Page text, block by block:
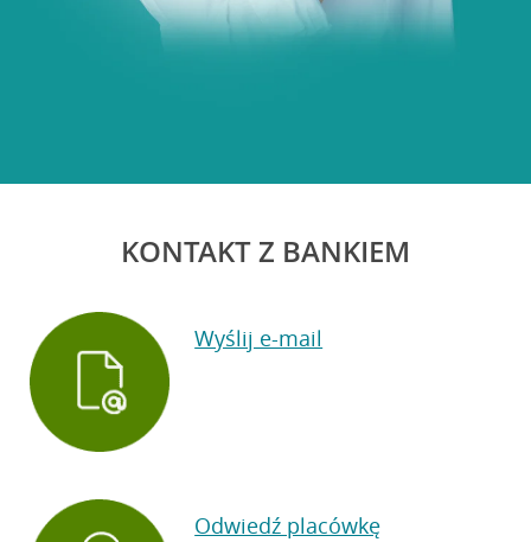
KONTAKT Z BANKIEM
Wyślij e-mail
Odwiedź placówkę